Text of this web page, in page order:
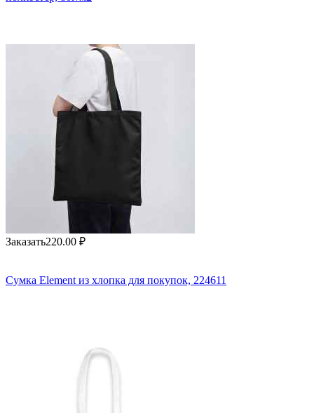
Заказать220.00 ₽
Сумка Element из хлопка для покупок, 224611